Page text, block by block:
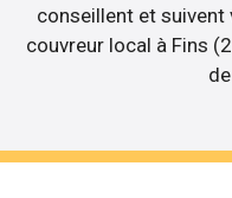
conseillent et
couvreur local à Fins